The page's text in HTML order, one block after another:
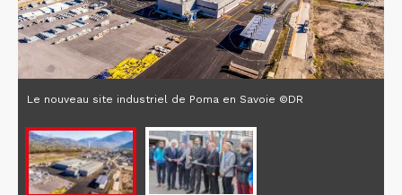
Le nouveau site industriel de Poma en Savoie ©DR